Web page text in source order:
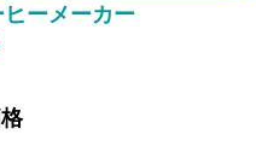
ーメーカー